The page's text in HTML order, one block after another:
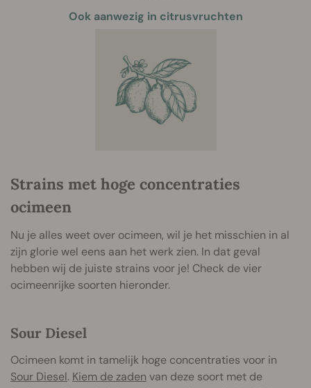
Ook aanwezig in citrusvruchten
Strains met hoge concentraties
ocimeen
Nu je alles weet over ocimeen, wil je het misschien in al
zijn glorie wel eens aan het werk zien. In dat geval
hebben wij de juiste strains voor je! Check de vier
ocimeenrijke soorten hieronder.
Sour Diesel
Ocimeen komt in tamelijk hoge concentraties voor in
Sour Diesel. Kiem de zaden van deze soort met de